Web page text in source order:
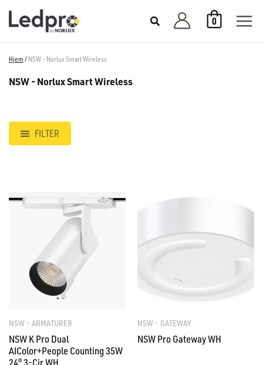
rett
0
Hjem / NSW - Norlux Smart Wireless
NSW - Norlux Smart Wireless
FILTER
NSW - ARMATURER
NSW K Pro Dual
AIColor+People Counting 35W
24° 3-Cir WH
NSW - GATEWAY
NSW Pro Gateway WH